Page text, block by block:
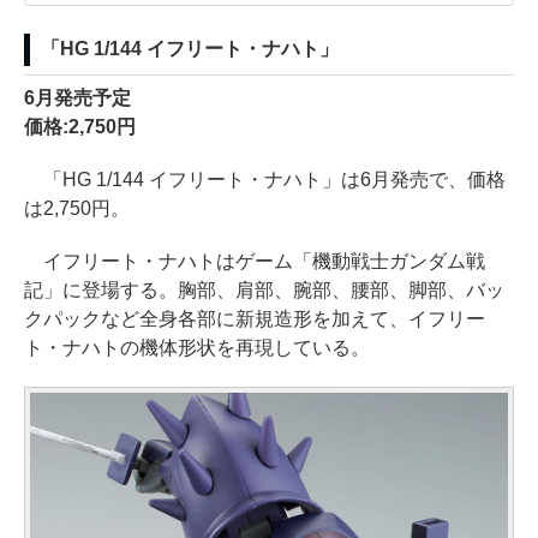
「HG 1/144 イフリート・ナハト」
6月発売予定
価格:2,750円
「HG 1/144 イフリート・ナハト」は6月発売で、価格
は2,750円。
イフリート・ナハトはゲーム「機動戦士ガンダム戦
記」に登場する。胸部、肩部、腕部、腰部、脚部、バッ
クパックなど全身各部に新規造形を加えて、イフリー
ト・ナハトの機体形状を再現している。